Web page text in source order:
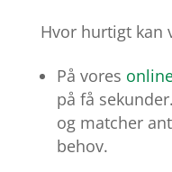
Hvor hurtigt kan
På vores
på få
og matcher
behov.